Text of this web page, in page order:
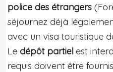
police des étrangers
séjournez déjà
avec un visa touristique
Le dépôt partiel est
requis doivent être